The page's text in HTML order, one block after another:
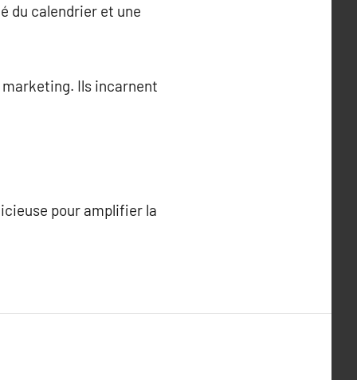
du calendrier et une
marketing. Ils incarnent
pour amplifier la